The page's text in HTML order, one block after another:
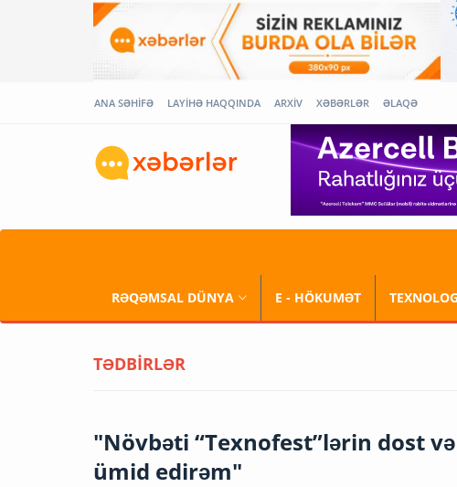
ANA SƏHİFƏ LAYİHƏ HAQQINDA ARXİV XƏBƏRLƏR ƏLAQƏ
RƏQƏMSAL DÜNYA E - HÖKUMƏT
TƏDBİRLƏR
"Növbəti “Texnofest”lərin dost
ümid edirəm"